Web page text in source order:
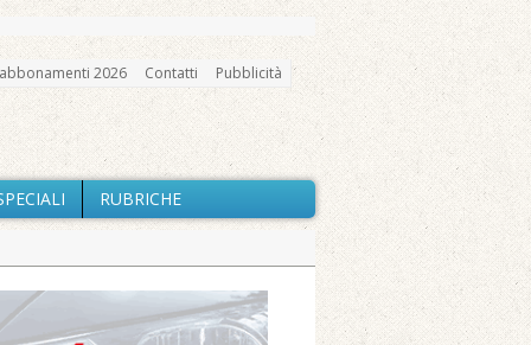
2026 Contatti Pubblicità
RUBRICHE
in cura all’Asl di Vercelli